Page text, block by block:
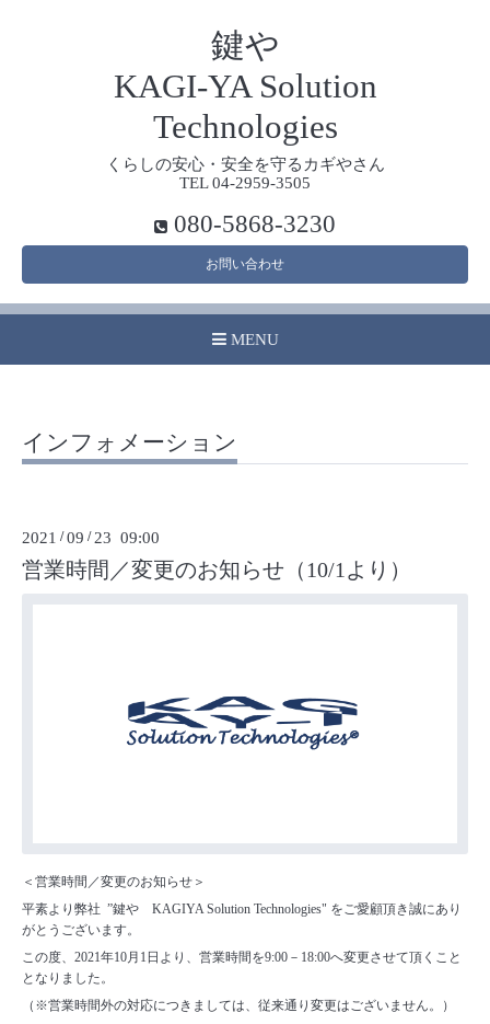
鍵や
KAGI-YA Solution
Technologies
くらしの安心・安全を守るカギやさん
TEL 04-2959-3505
080-5868-3230
お問い合わせ
MENU
インフォメーション
2021 /09 / 23 09:00
営業時間／変更のお知らせ（10/1より）
＜営業時間／変更のお知らせ＞
平素より弊社 ”鍵や KAGIYA Solution Technologies" をご愛顧頂き誠にあり
がとうございます。
この度、2021年10月1日より、営業時間を9:00－18:00へ変更させて頂くこと
となりました。
（※営業時間外の対応につきましては、従来通り変更はございません。）